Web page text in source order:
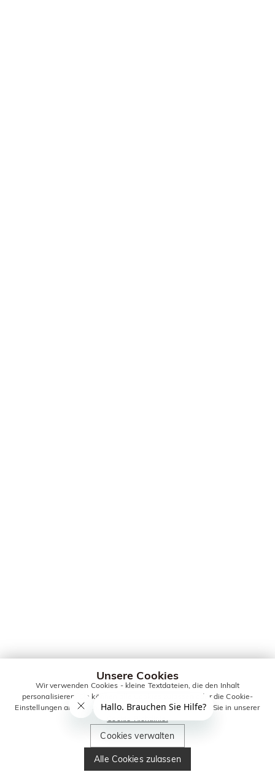
Unsere Cookies
Wir verwenden Cookies - kleine Textdateien, die den Inhalt
personalisieren. Sie können alle Cookies zulassen oder die Cookie-
Einstellungen anpassen. Weitere Informationen erhalten Sie in unserer
Cookie-Richtlinie.
Cookies verwalten
Alle Cookies zulassen